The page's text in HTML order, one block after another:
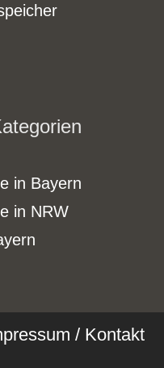
in Bayern
in NRW
/ Kontakt